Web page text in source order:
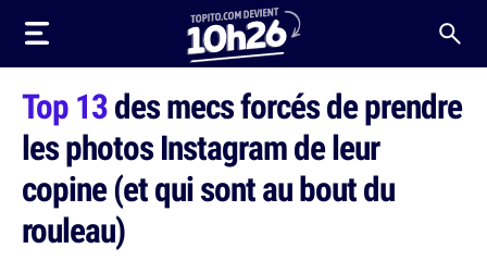
Top 13des mecs forcés de prendre
les photos Instagram de leur
copine (et qui sont au bout du
rouleau)